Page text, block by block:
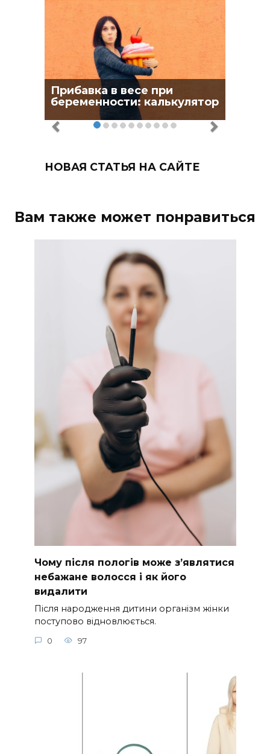
Прибавка в весе при
беременности: калькулятор
НОВАЯ СТАТЬЯ НА САЙТЕ
Вам также может понравиться
Чому після пологів може з’являтися
небажане волосся і як його
видалити
Після народження дитини організм жінки
поступово відновлюється.
0 97